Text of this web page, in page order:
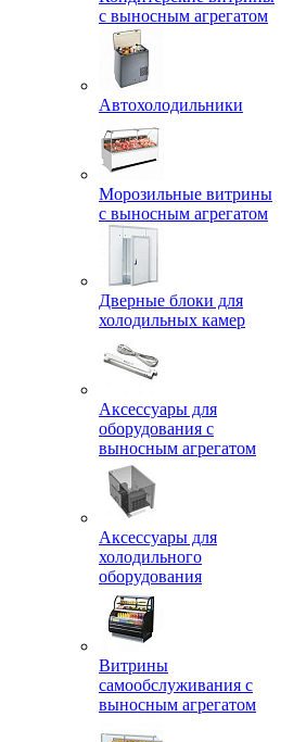
с выносным агрегатом
Автохолодильники
Морозильные витрины
с выносным агрегатом
Дверные блоки для
холодильных камер
Аксессуары для
оборудования с
выносным агрегатом
Аксессуары для
холодильного
оборудования
Витрины
самообслуживания с
выносным агрегатом